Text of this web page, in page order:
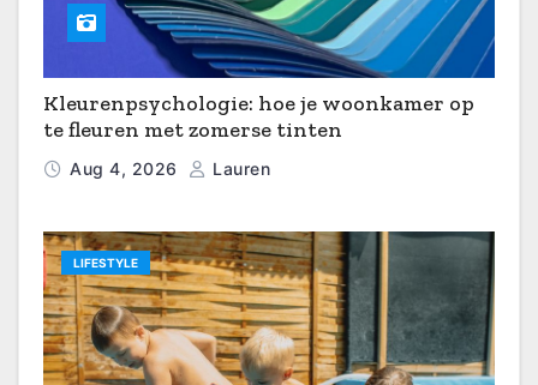
Kleurenpsychologie: hoe je woonkamer op
te fleuren met zomerse tinten
Aug 4, 2026 Lauren
LIFESTYLE